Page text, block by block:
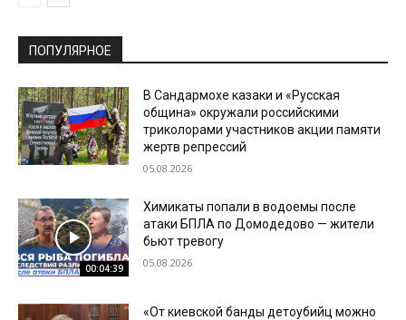
ПОПУЛЯРНОЕ
В Сандармохе казаки и «Русская
община» окружали российскими
триколорами участников акции памяти
жертв репрессий
05.08.2026
00:04:39
Химикаты попали в водоемы после
атаки БПЛА по Домодедово — жители
бьют тревогу
05.08.2026
«От киевской банды детоубийц можно